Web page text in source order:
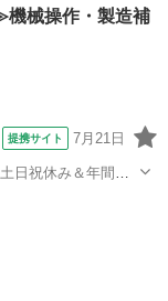
械操作・製造補
提携サイト 7月21日
日祝休み＆年間休